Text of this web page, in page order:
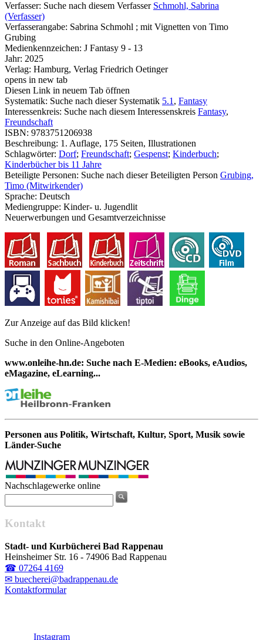
Verfasser: Suche nach diesem Verfasser Schmohl, Sabrina
(Verfasser)
Verfasserangabe: Sabrina Schmohl ; mit Vignetten von Timo
Grubing
Medienkennzeichen: J Fantasy 9 - 13
Jahr: 2025
Verlag: Hamburg, Verlag Friedrich Oetinger
opens in new tab
Diesen Link in neuem Tab öffnen
Systematik: Suche nach dieser Systematik 5.1 , Fantasy
Interessenkreis: Suche nach diesem Interessenskreis Fantasy,
Freundschaft
ISBN: 9783751206938
Beschreibung: 1. Auflage, 175 Seiten, Illustrationen
Schlagwörter: Dorf; Freundschaft; Gespenst; Kinderbuch;
Kinderbücher bis 11 Jahre
Beteiligte Personen: Suche nach dieser Beteiligten Person Grubing,
Timo (Mitwirkender)
Sprache: Deutsch
Mediengruppe: Kinder- u. Jugendlit
Neuerwerbungen und Gesamtverzeichnisse
Zur Anzeige auf das Bild klicken!
Suche in den Online-Angeboten
www.onleihe-hn.de: Suche nach E-Medien: eBooks, eAudios,
eMagazine, eLearning...
Personen aus Politik, Wirtschaft, Kultur, Sport, Musik sowie
Länder-Suche
Nachschlagewerke online
Kontakt
Stadt- und Kurbücherei Bad Rappenau
Heinsheimer Str. 16 - 74906 Bad Rappenau
☎ 07264 4169
✉ buecherei@badrappenau.de
Kontaktformular
Instagram